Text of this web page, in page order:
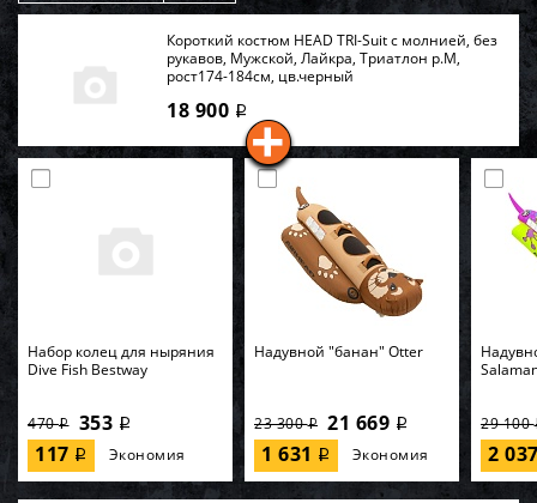
Короткий костюм HEAD TRI-Suit с молнией, без
рукавов, Мужской, Лайкра, Триатлон р.M,
рост174-184см, цв.черный
18 900 i
Набор колец для ныряния
Dive Fish Bestway
470i 353 i
117 i Экономия
Надувной "банан" Otter
23 300i 21 669 i
1 631 i Экономия
29 100
2